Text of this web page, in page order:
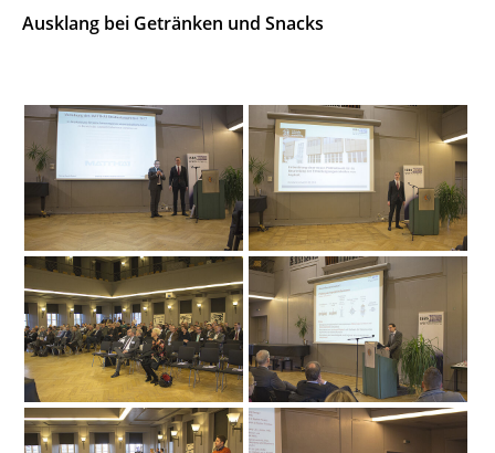
Ausklang bei Getränken und Snacks